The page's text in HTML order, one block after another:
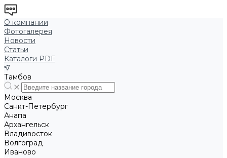
О компании
Фотогалерея
Новости
Статьи
Каталоги PDF
Тамбов
Москва
Санкт-Петербург
Анапа
Архангельск
Владивосток
Волгоград
Иваново